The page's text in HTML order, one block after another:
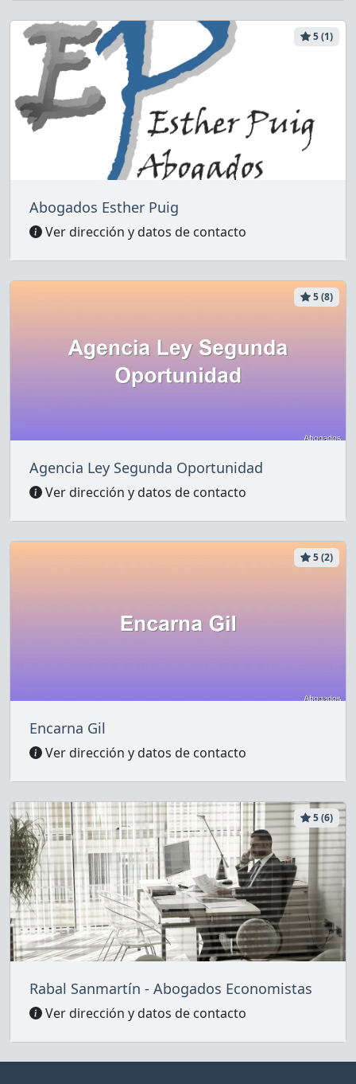
5 (1)
Abogados Esther Puig
Ver dirección y datos de contacto
5 (8)
Agencia Ley Segunda Oportunidad
Ver dirección y datos de contacto
5 (2)
Encarna Gil
Ver dirección y datos de contacto
5 (6)
Rabal Sanmartín - Abogados Economistas
Ver dirección y datos de contacto